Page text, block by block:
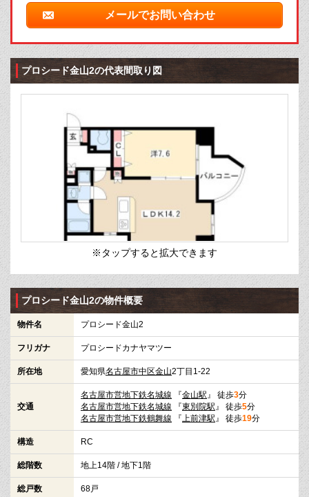
メールでお問い合わせ
プロシード金山2の代表間取り図
※タップすると拡大できます
プロシード金山2の物件概要
物件名 プロシード金山2
フリガナ プロシードカナヤマツー
所在地 愛知県名古屋市中区金山2丁目1-22
交通
名古屋市営地下鉄名城線 『金山駅 』 徒歩3分
名古屋市営地下鉄名城線 『東別院駅 』 徒歩5分
名古屋市営地下鉄鶴舞線 『 上前津駅 』 徒歩19分
構造 RC
総階数 地上14階 / 地下1階
総戸数 68戸